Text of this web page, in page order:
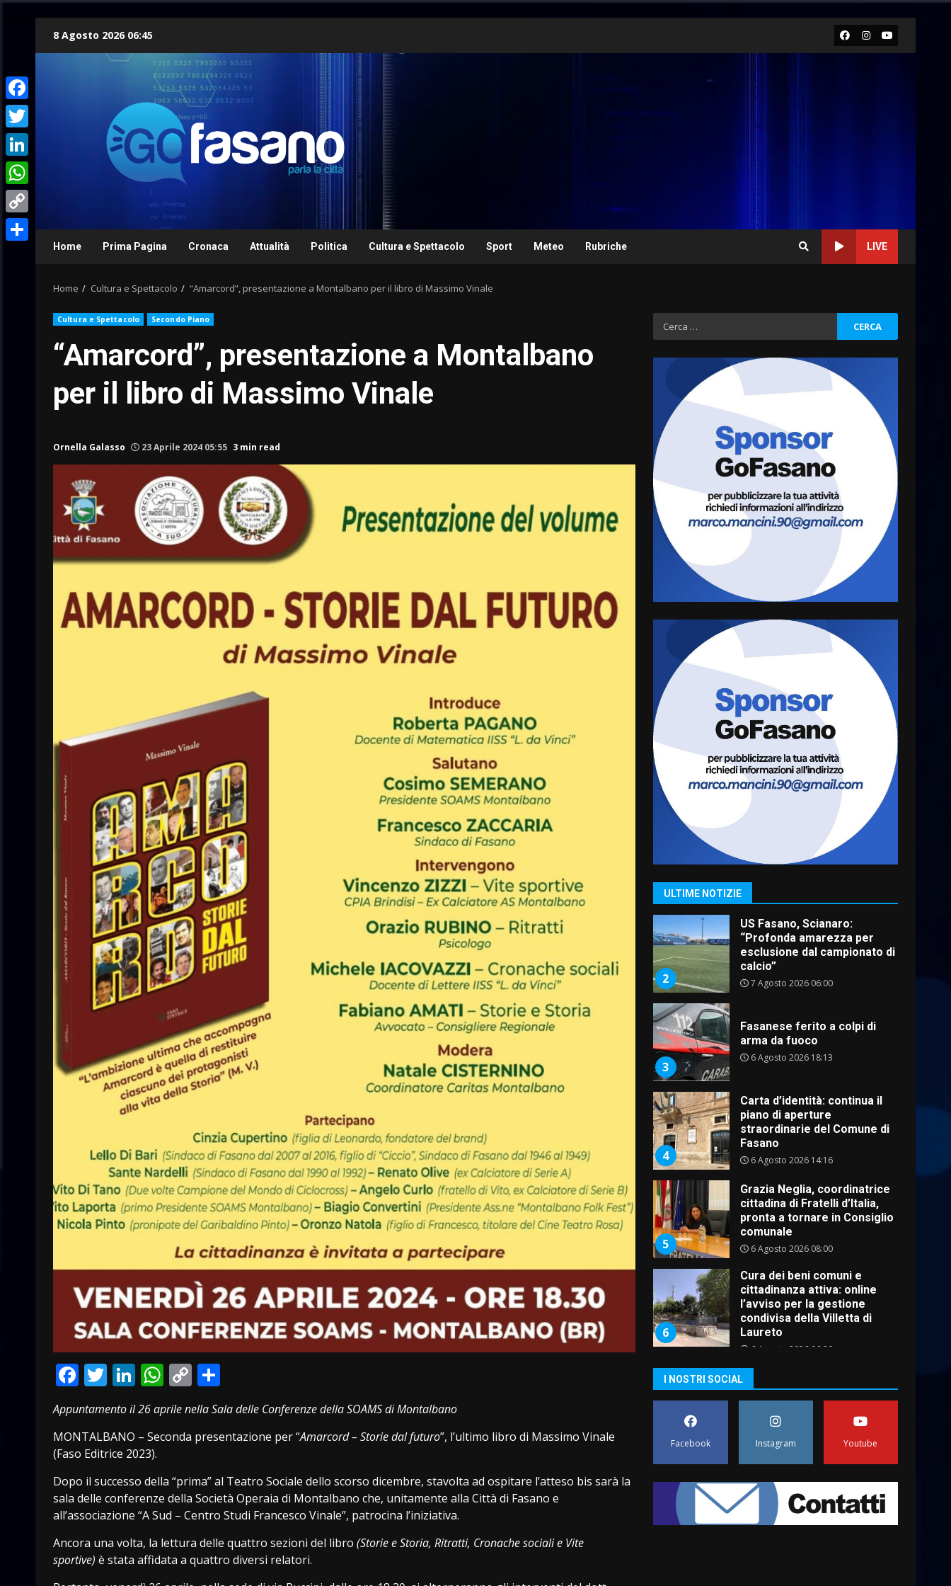
8 Agosto 2026 06:45 Facebook
Instagram
Youtube
Home Prima Pagina Cronaca Attualità Politica Cultura e Spettacolo Sport Meteo Rubriche LIVE
Home Cultura e Spettacolo “Amarcord”, presentazione a Montalbano per il libro di Massimo Vinale
Cultura e Spettacolo Secondo Piano
“Amarcord”, presentazione a Montalbano
per il libro di Massimo Vinale
Ornella Galasso 23 Aprile 2024 05:55 3 min read
Facebook
Twitter
LinkedIn
WhatsApp
Copy
Link
Appuntamento il 26 aprile nella Sala delle Conferenze della SOAMS di Montalbano
MONTALBANO – Seconda presentazione per “Amarcord – Storie dal futuro”, l’ultimo libro di Massimo Vinale
(Faso Editrice 2023).
Dopo il successo della “prima” al Teatro Sociale dello scorso dicembre, stavolta ad ospitare l’atteso bis sarà la
sala delle conferenze della Società Operaia di Montalbano che, unitamente alla Città di Fasano e
all’associazione “A Sud – Centro Studi Francesco Vinale”, patrocina l’iniziativa.
Ancora una volta, la lettura delle quattro sezioni del libro (Storie e Storia, Ritratti, Cronache sociali e Vite
sportive) è stata affidata a quattro diversi relatori.
Ricerca
per:
ULTIME NOTIZIE
Fasanese ferito a colpi di
arma da fuoco
6 Agosto 2026 18:13
4
Carta d’identità: continua il
piano di aperture
straordinarie del Comune di
Fasano
6 Agosto 2026 14:16
5
Grazia Neglia, coordinatrice
cittadina di Fratelli d’Italia,
pronta a tornare in Consiglio
6 Agosto 2026 08:00
Cura dei beni comuni e
cittadinanza attiva: online
l’avviso per la gestione
condivisa della Villetta di
Laureto
6 Agosto 2026 06:20
7
La magia del Minareto e la
prima assoluta de “L’Albergo
Belvedere. Il rapimento”
6 Agosto 2026 06:15
1
“I Contestatori: Musica di
Rivoluzione”: nuovo
appuntamento con “Fasano in
2
US Fasano, Scianaro:
“Profonda amarezza per
esclusione dal campionato di
calcio”
7 Agosto 2026 06:00
3
Fasanese ferito a colpi di
arma da fuoco
6 Agosto 2026 18:13
4
Carta d’identità: continua il
piano di aperture
straordinarie del Comune di
Fasano
6 Agosto 2026 14:16
5
Grazia Neglia, coordinatrice
cittadina di Fratelli d’Italia,
pronta a tornare in Consiglio
comunale
6 Agosto 2026 08:00
6
Cura dei beni comuni e
cittadinanza attiva: online
l’avviso per la gestione
condivisa della Villetta di
Laureto
6 Agosto 2026 06:20
prima assoluta de “L’Albergo
Belvedere. Il rapimento”
6 Agosto 2026 06:15
appuntamento con “Fasano in
Banda”
7 Agosto 2026 06:05
I NOSTRI SOCIAL
Facebook Instagram Youtube
Facebook
Twitter
LinkedIn
WhatsApp
Copy